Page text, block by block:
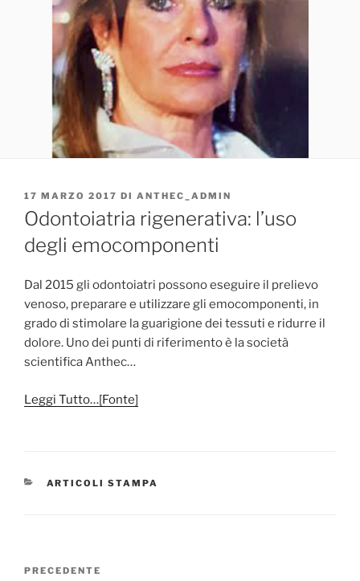
PUBBLICATO
IL
17 MARZO 2017 DI ANTHEC_ADMIN
Odontoiatria rigenerativa: l’uso
degli emocomponenti
Dal 2015 gli odontoiatri possono eseguire il prelievo
venoso, preparare e utilizzare gli emocomponenti, in
grado di stimolare la guarigione dei tessuti e ridurre il
dolore. Uno dei punti di riferimento è la società
scientifica Anthec…
Leggi Tutto…[Fonte]
CATEGORIE
ARTICOLI STAMPA
Navigazione
Articolo
PRECEDENTE